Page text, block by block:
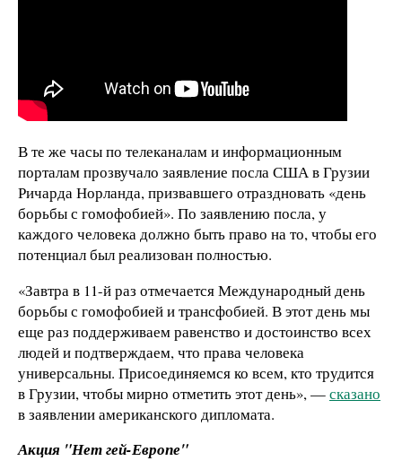
В те же часы по телеканалам и информационным
порталам прозвучало заявление посла США в Грузии
Ричарда Норланда, призвавшего отраздновать «день
борьбы с гомофобией». По заявлению посла, у
каждого человека должно быть право на то, чтобы его
потенциал был реализован полностью.
«Завтра в 11-й раз отмечается Международный день
борьбы с гомофобией и трансфобией. В этот день мы
еще раз поддерживаем равенство и достоинство всех
людей и подтверждаем, что права человека
универсальны. Присоединяемся ко всем, кто трудится
в Грузии, чтобы мирно отметить этот день», —сказано
в заявлении американского дипломата.
Акция "Нет гей-Европе"